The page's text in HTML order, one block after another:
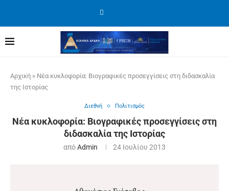
Αρχική » Νέα κυκλοφορία: Βιογραφικές προσεγγίσεις στη διδασκαλία
της Ιστορίας
Διεθνή Πολιτισμός
Νέα κυκλοφορία: Βιογραφικές προσεγγίσεις στη
διδασκαλία της Ιστορίας
απόAdmin 24 Ιουλίου 2013